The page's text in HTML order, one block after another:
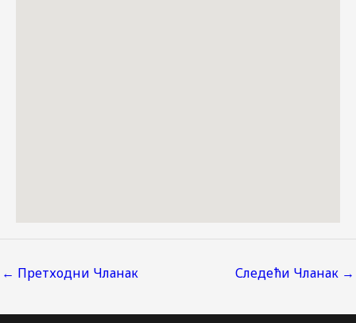
← Претходни Чланак Следећи Чланак →